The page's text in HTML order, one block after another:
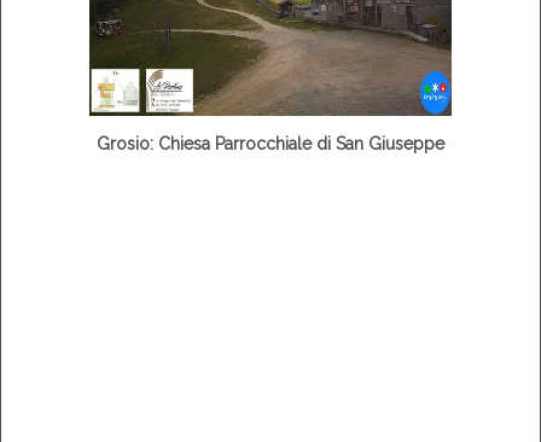
Grosio: Chiesa Parrocchiale di San Giuseppe